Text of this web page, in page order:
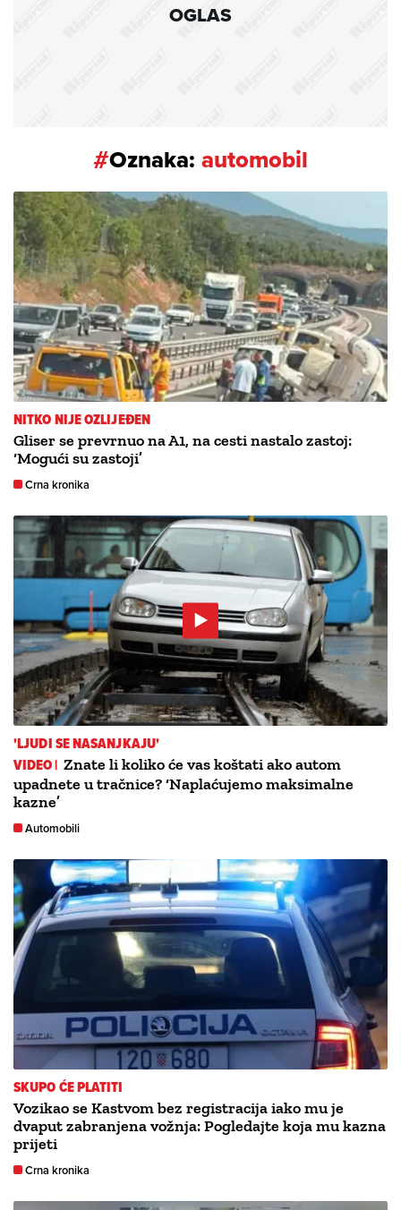
OGLAS
#Oznaka: automobil
NITKO NIJE OZLIJEĐEN
Gliser se prevrnuo na A1, na cesti nastalo zastoj:
‘Mogući su zastoji’
Crna kronika
'LJUDI SE NASANJKAJU'
VIDEO | Znate li koliko će vas koštati ako autom
upadnete u tračnice? ‘Naplaćujemo maksimalne
kazne’
Automobili
SKUPO ĆE PLATITI
Vozikao se Kastvom bez registracija iako mu je
dvaput zabranjena vožnja: Pogledajte koja mu kazna
prijeti
Crna kronika